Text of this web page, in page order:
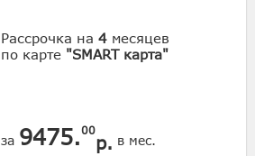
Рассрочка на 4 месяцев
по карте "SMART карта"
за 9475.00
р. в мес.